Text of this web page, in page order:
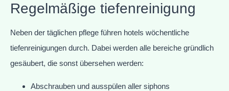
Regelmäßige tiefenreinigung
Neben der täglichen pflege führen hotels wöchentliche
tiefenreinigungen durch. Dabei werden alle bereiche gründlich
gesäubert, die sonst übersehen werden:
Abschrauben und ausspülen aller siphons